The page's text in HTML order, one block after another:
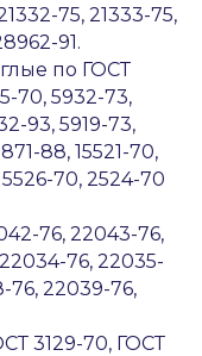
75, 21333-75,
91.
по ГОСТ
70, 5932-73,
93, 5919-73,
88, 15521-70,
70, 2524-70
76, 22043-76,
76, 22035-
76, 22039-76,
3129-70, ГОСТ